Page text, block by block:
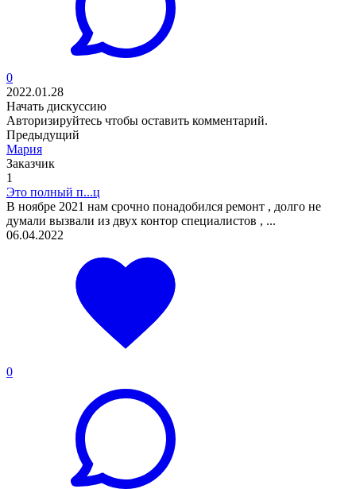
0
2022.01.28
Начать дискуссию
Авторизируйтесь чтобы оставить комментарий.
Предыдущий
Мария
Заказчик
1
Это полный п...ц
В ноябре 2021 нам срочно понадобился ремонт , долго не
думали вызвали из двух контор специалистов , ...
06.04.2022
0